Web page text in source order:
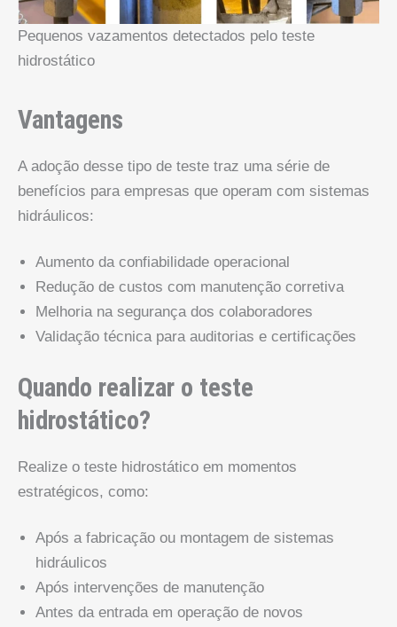
Pequenos vazamentos detectados pelo teste
hidrostático
Vantagens
A adoção desse tipo de teste traz uma série de
benefícios para empresas que operam com sistemas
hidráulicos:
Aumento da confiabilidade operacional
Redução de custos com manutenção corretiva
Melhoria na segurança dos colaboradores
Validação técnica para auditorias e certificações
Quando realizar o teste
hidrostático?
Realize o teste hidrostático em momentos
estratégicos, como:
Após a fabricação ou montagem de sistemas
hidráulicos
Após intervenções de manutenção
Antes da entrada em operação de novos